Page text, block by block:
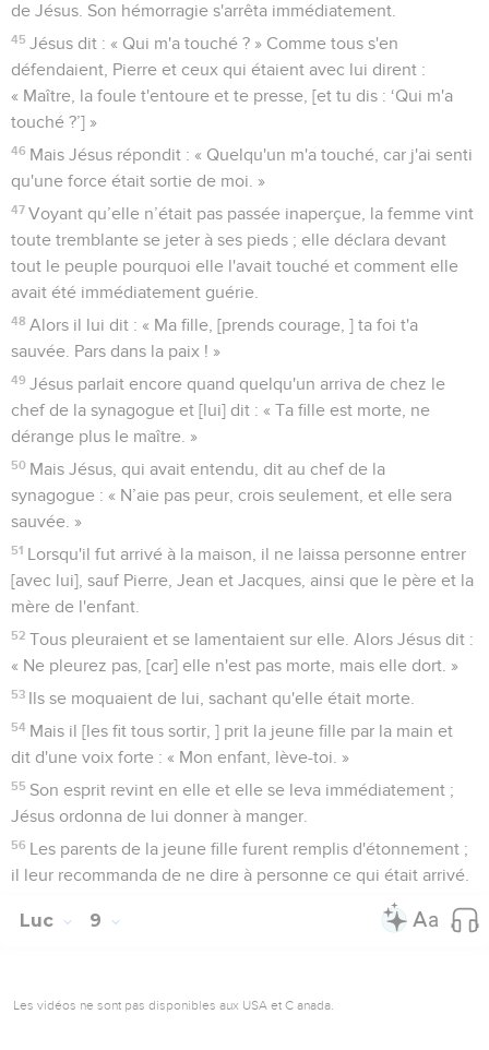
de Jésus. Son hémorragie s'arrêta immédiatement.
45 Jésus dit : « Qui m'a touché ? » Comme tous s'en
défendaient, Pierre et ceux qui étaient avec lui dirent :
« Maître, la foule t'entoure et te presse, [et tu dis : ‘Qui m'a
touché ?’] »
46 Mais Jésus répondit : « Quelqu'un m'a touché, car j'ai senti
qu'une force était sortie de moi. »
47 Voyant qu’elle n’était pas passée inaperçue, la femme vint
toute tremblante se jeter à ses pieds ; elle déclara devant
tout le peuple pourquoi elle l'avait touché et comment elle
avait été immédiatement guérie.
48 Alors il lui dit : « Ma fille, [prends courage, ] ta foi t'a
sauvée. Pars dans la paix ! »
49 Jésus parlait encore quand quelqu'un arriva de chez le
chef de la synagogue et [lui] dit : « Ta fille est morte, ne
dérange plus le maître. »
50 Mais Jésus, qui avait entendu, dit au chef de la
synagogue : « N’aie pas peur, crois seulement, et elle sera
sauvée. »
51 Lorsqu'il fut arrivé à la maison, il ne laissa personne entrer
[avec lui], sauf Pierre, Jean et Jacques, ainsi que le père et la
mère de l'enfant.
52 Tous pleuraient et se lamentaient sur elle. Alors Jésus dit :
« Ne pleurez pas, [car] elle n'est pas morte, mais elle dort. »
53 Ils se moquaient de lui, sachant qu'elle était morte.
54 Mais il [les fit tous sortir, ] prit la jeune fille par la main et
dit d'une voix forte : « Mon enfant, lève-toi. »
55 Son esprit revint en elle et elle se leva immédiatement ;
Jésus ordonna de lui donner à manger.
56 Les parents de la jeune fille furent remplis d'étonnement ;
il leur recommanda de ne dire à personne ce qui était arrivé.
Luc 9
Les vidéos ne sont pas disponibles aux USA et C anada.